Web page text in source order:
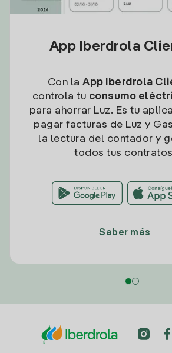
App Iberdrola
Con la App Iberdrola
controla tu consumo
para ahorrar Luz. Es tu
pagar facturas de Luz y
la lectura del contador y
todos tus
Saber más